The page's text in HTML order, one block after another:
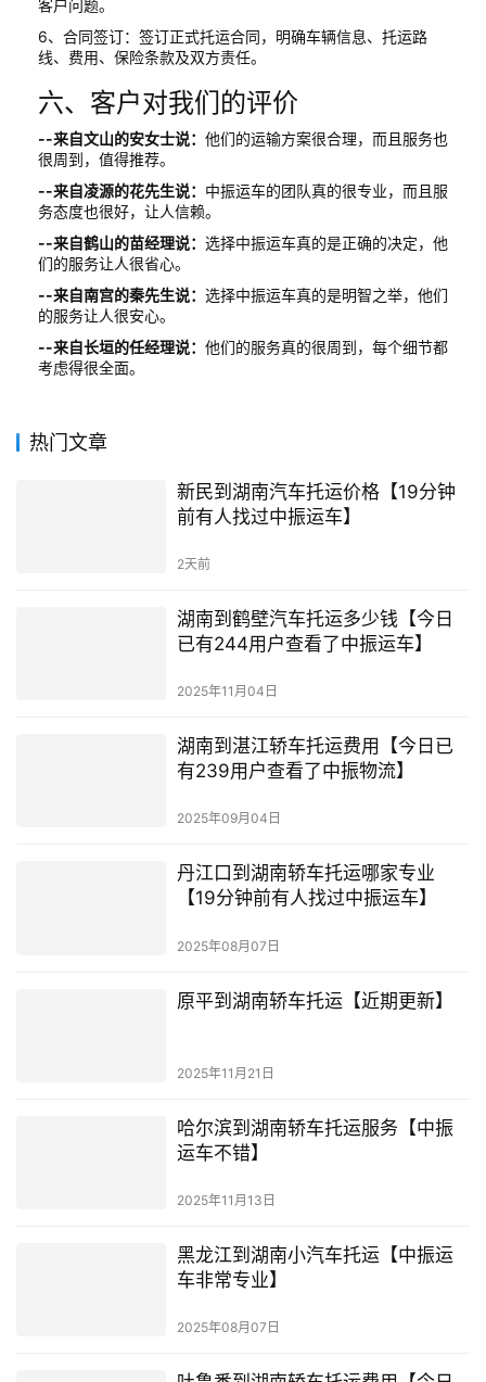
客户问题。
6、合同签订：签订正式托运合同，明确车辆信息、托运路
线、费用、保险条款及双方责任。
六、客户对我们的评价
--来自文山的安女士说： 他们的运输方案很合理，而且服务也
很周到，值得推荐。
--来自凌源的花先生说： 中振运车的团队真的很专业，而且服
务态度也很好，让人信赖。
--来自鹤山的苗经理说： 选择中振运车真的是正确的决定，他
们的服务让人很省心。
--来自南宫的秦先生说： 选择中振运车真的是明智之举，他们
的服务让人很安心。
--来自长垣的任经理说： 他们的服务真的很周到，每个细节都
考虑得很全面。
热门文章
新民到湖南汽车托运价格【19分钟
前有人找过中振运车】
2天前
湖南到鹤壁汽车托运多少钱【今日
已有244用户查看了中振运车】
2025年11月04日
湖南到湛江轿车托运费用【今日已
有239用户查看了中振物流】
2025年09月04日
丹江口到湖南轿车托运哪家专业
【19分钟前有人找过中振运车】
2025年08月07日
原平到湖南轿车托运【近期更新】
2025年11月21日
哈尔滨到湖南轿车托运服务【中振
运车不错】
2025年11月13日
黑龙江到湖南小汽车托运【中振运
车非常专业】
2025年08月07日